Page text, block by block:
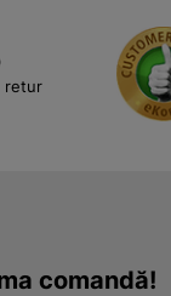
retur
comandă!